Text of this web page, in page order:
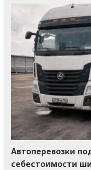
Автоперевозки
себестоимости